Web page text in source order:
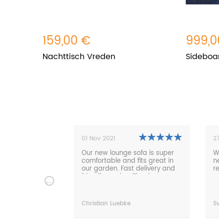
159,00 €
Nachttisch Vreden
27 Oct 2021
We are very happy about the
new furniture! Delivery went
really well.
Sven Nagel